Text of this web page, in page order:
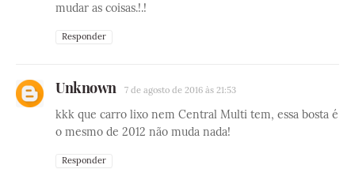
mudar as coisas.!.!
Responder
Unknown 7 de agosto de 2016 às 21:53
kkk que carro lixo nem Central Multi tem, essa bosta é
o mesmo de 2012 não muda nada!
Responder